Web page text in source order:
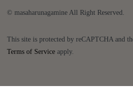
© masaharunagamine All Right Reserved.
This site is protected by reCAPTCHA and
Terms of Service apply.